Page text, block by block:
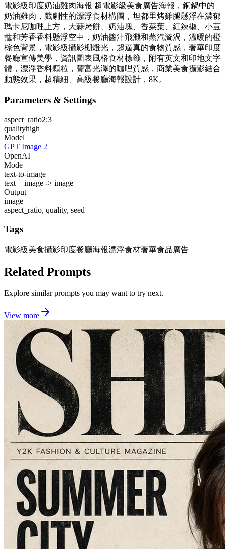
電影級印度奶油雞肉海報 超電影級美食廣告海報，銅鍋中的
奶油雞肉，戲劇性的漂浮食材構圖，坦都里烤雞腿懸浮在濃郁
瑪卡尼咖哩上方，大蒜烤餅、奶油塊、香菜葉、紅辣椒、小荳
蔻和芳香香料懸浮空中，奶油醬汁飛濺和蒸汽漩渦，溫暖的橙
棕色背景，電影級攝影棚燈光，超逼真的食物質感，奢華印度
餐廳宣傳美學，資訊圖表風格食材標籤，附有英文和印地文字
體，漂浮香料顆粒，豐富光澤的咖哩質感，商業美食攝影結合
動態效果，超精細、高級餐廳海報設計，8K。
Parameters & Settings
aspect_ratio2:3
qualityhigh
Model
GPT Image 2
OpenAI
Mode
text-to-image
text + image -> image
Output
image
aspect_ratio, quality, seed
Tags
電影級美食攝影印度餐廳海報漂浮食材奢華食品廣告
Related Prompts
Explore similar prompts you may want to try next.
View more